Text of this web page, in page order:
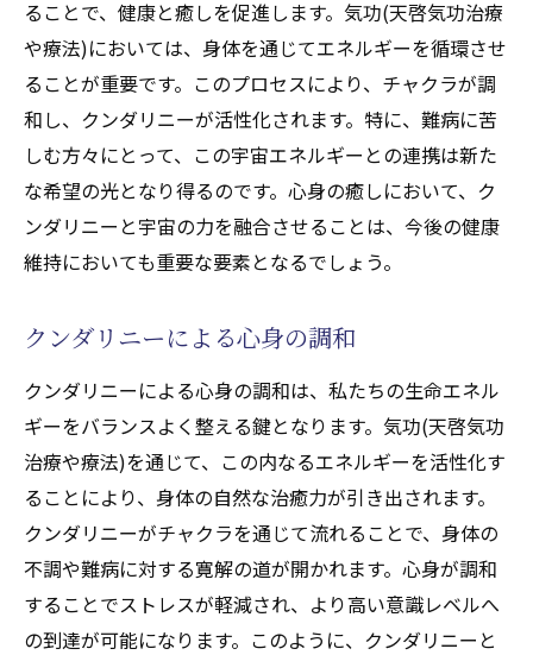
ることで、健康と癒しを促進します。気功(天啓気功治療
や療法)においては、身体を通じてエネルギーを循環させ
ることが重要です。このプロセスにより、チャクラが調
和し、クンダリニーが活性化されます。特に、難病に苦
しむ方々にとって、この宇宙エネルギーとの連携は新た
な希望の光となり得るのです。心身の癒しにおいて、ク
ンダリニーと宇宙の力を融合させることは、今後の健康
維持においても重要な要素となるでしょう。
クンダリニーによる心身の調和
クンダリニーによる心身の調和は、私たちの生命エネル
ギーをバランスよく整える鍵となります。気功(天啓気功
治療や療法)を通じて、この内なるエネルギーを活性化す
ることにより、身体の自然な治癒力が引き出されます。
クンダリニーがチャクラを通じて流れることで、身体の
不調や難病に対する寛解の道が開かれます。心身が調和
することでストレスが軽減され、より高い意識レベルへ
の到達が可能になります。このように、クンダリニーと